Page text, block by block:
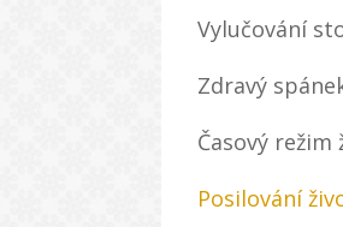
Vylučování
Zdravý
Časový režim
Posilování